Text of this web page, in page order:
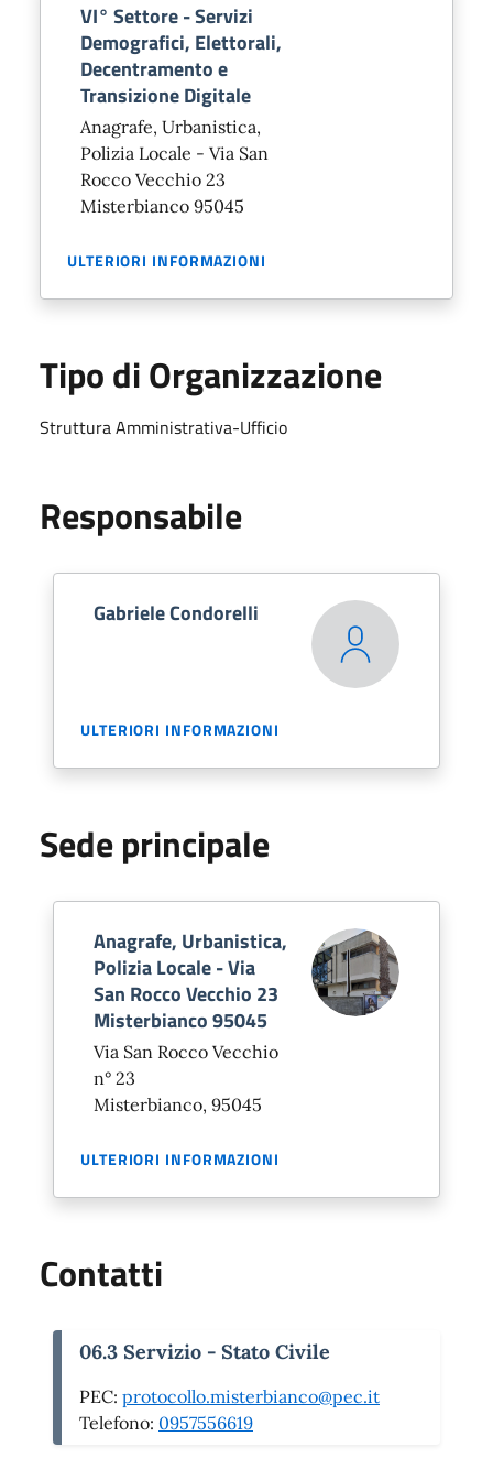
VI° Settore - Servizi
Demografici, Elettorali,
Decentramento e
Transizione Digitale
Anagrafe, Urbanistica,
Polizia Locale - Via San
Rocco Vecchio 23
Misterbianco 95045
ULTERIORI INFORMAZIONI
Tipo di Organizzazione
Struttura Amministrativa-Ufficio
Responsabile
Gabriele Condorelli
ULTERIORI INFORMAZIONI
Sede principale
Anagrafe, Urbanistica,
Polizia Locale - Via
San Rocco Vecchio 23
Misterbianco 95045
Via San Rocco Vecchio
n° 23
Misterbianco, 95045
ULTERIORI INFORMAZIONI
Contatti
06.3 Servizio - Stato Civile
PEC: protocollo.misterbianco@pec.it
Telefono: 0957556619